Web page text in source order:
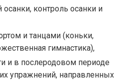
контроль осанки и
и танцами (коньки,
гимнастика),
и в послеродовом периоде
упражнений, направленных